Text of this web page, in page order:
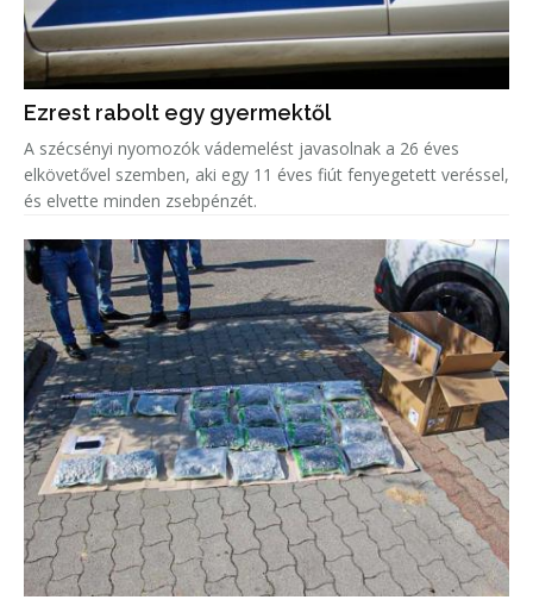
Ezrest rabolt egy gyermektől
A szécsényi nyomozók vádemelést javasolnak a 26 éves
elkövetővel szemben, aki egy 11 éves fiút fenyegetett veréssel,
és elvette minden zsebpénzét.